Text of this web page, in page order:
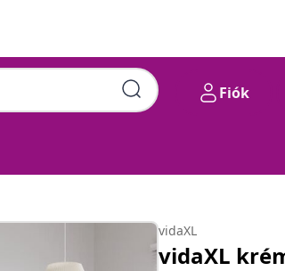
Fiók
vidaXL
vidaXL